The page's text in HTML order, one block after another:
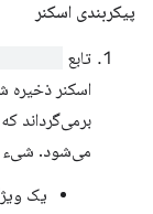
پیکربندی اسکنر
تابع
برمی‌گرداند که
می‌شود. شیء
یک